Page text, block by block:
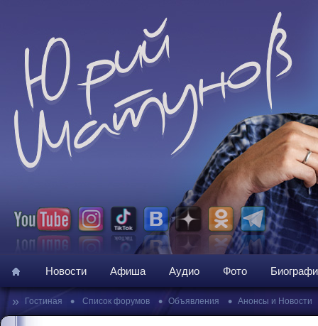
Новости Афиша Аудио Фото
» Гостиная • Список форумов • Объявления • Анонсы и Новости